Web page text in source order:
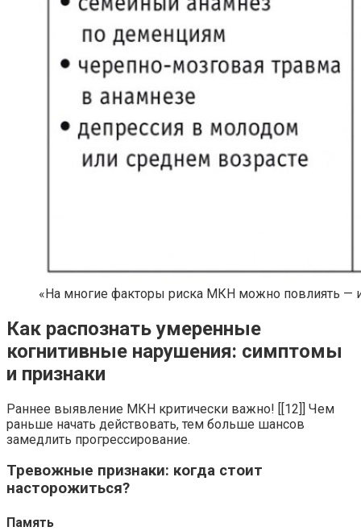
«На многие факторы риска МКН можно повлиять —
Как распознать умеренные
когнитивные нарушения: симптомы
и признаки
Раннее выявление МКН критически важно! [[12]] Чем
раньше начать действовать, тем больше шансов
замедлить прогрессирование.
Тревожные признаки: когда стоит
насторожиться?
Память